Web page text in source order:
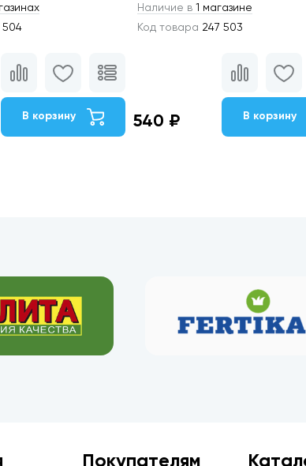
504
В корзину
Наличие в 1 магазине
Код товара 247 503
540 ₽ В корзину
Покупателям